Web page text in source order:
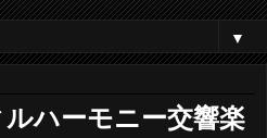
▼
ハーモニー交響楽